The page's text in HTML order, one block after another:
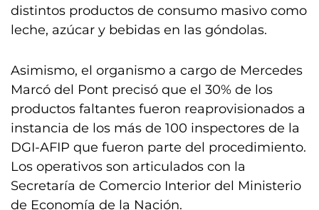
distintos productos de consumo masivo como
leche, azúcar y bebidas en las góndolas.
Asimismo, el organismo a cargo de Mercedes
Marcó del Pont precisó que el 30% de los
productos faltantes fueron reaprovisionados a
instancia de los más de 100 inspectores de la
DGI-AFIP que fueron parte del procedimiento.
Los operativos son articulados con la
Secretaría de Comercio Interior del Ministerio
de Economía de la Nación.